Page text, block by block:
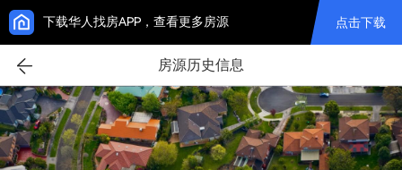
下载华人找房APP，查看更多房源 点击下载
房源历史信息